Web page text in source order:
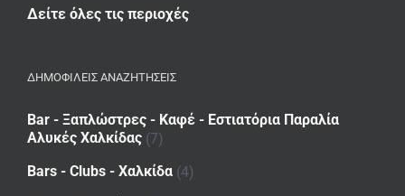
Δείτε όλες τις περιοχές
ΔΗΜΟΦΙΛΕΙΣ ΑΝΑΖΗΤΗΣΕΙΣ
Bar - Ξαπλώστρες - Καφέ - Εστιατόρια Παραλία
Αλυκές Χαλκίδας (7)
Bars - Clubs - Χαλκίδα (4)